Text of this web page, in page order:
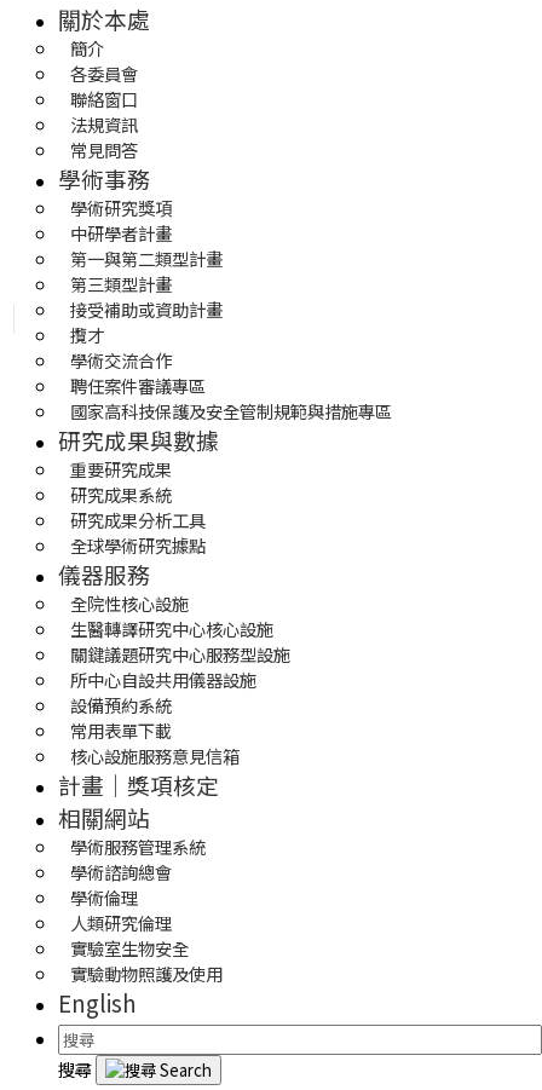
關於本處
簡介
各委員會
聯絡窗口
法規資訊
常見問答
學術事務
學術研究獎項
中研學者計畫
第一與第二類型計畫
第三類型計畫
接受補助或資助計畫
攬才
學術交流合作
聘任案件審議專區
國家高科技保護及安全管制規範與措施專區
研究成果與數據
重要研究成果
研究成果系統
研究成果分析工具
全球學術研究據點
儀器服務
全院性核心設施
生醫轉譯研究中心核心設施
關鍵議題研究中心服務型設施
所中心自設共用儀器設施
設備預約系統
常用表單下載
核心設施服務意見信箱
計畫｜獎項核定
相關網站
學術服務管理系統
學術諮詢總會
學術倫理
人類研究倫理
實驗室生物安全
實驗動物照護及使用
English
搜尋